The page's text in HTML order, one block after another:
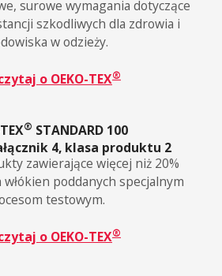
surowe wymagania dotyczące
szkodliwych dla zdrowia i
w odzieży.
o OEKO-TEX®
® STANDARD 100
4, klasa produktu 2
zawierające więcej niż 20%
poddanych specjalnym
testowym.
o OEKO-TEX®